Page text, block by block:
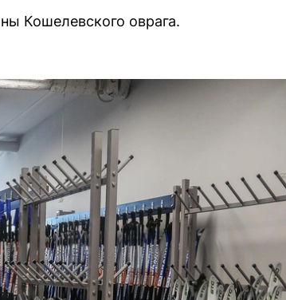
Кошелевского оврага.